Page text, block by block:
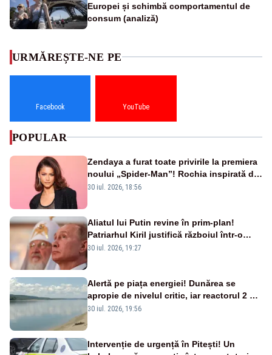
Europei și schimbă comportamentul de
consum (analiză)
URMĂREȘTE-NE PE
Facebook YouTube
POPULAR
Zendaya a furat toate privirile la premiera
noului „Spider-Man”! Rochia inspirată de
pânza de păianjen a făcut senzație
30 iul. 2026, 18:56
Aliatul lui Putin revine în prim-plan!
Patriarhul Kiril justifică războiul într-o
nouă carte
30 iul. 2026, 19:27
Alertă pe piața energiei! Dunărea se
apropie de nivelul critic, iar reactorul 2 de
la Cernavodă ar putea fi oprit
30 iul. 2026, 19:56
Intervenție de urgență în Pitești! Un